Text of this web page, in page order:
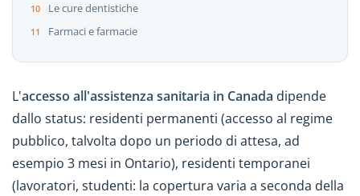
Le cure dentistiche
Farmaci e farmacie
L'accesso all'assistenza sanitaria in Canada dipende
dallo status: residenti permanenti (accesso al regime
pubblico, talvolta dopo un periodo di attesa, ad
esempio 3 mesi in Ontario), residenti temporanei
(lavoratori, studenti: la copertura varia a seconda della